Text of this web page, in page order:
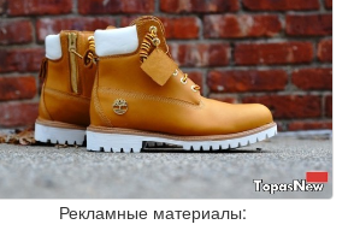
Рекламные материалы: